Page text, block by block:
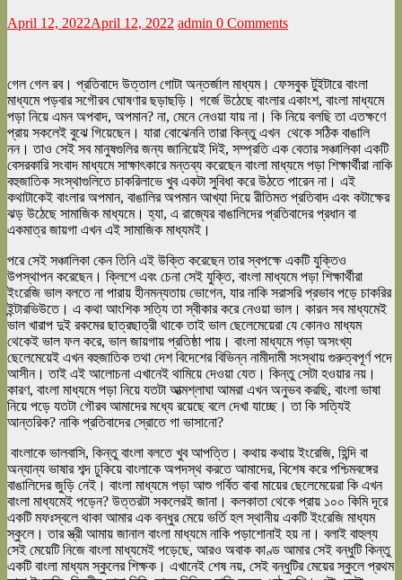
April 12, 2022April 12, 2022 admin 0 Comments
গেল গেল রব। প্রতিবাদে উত্তাল গোটা অন্তর্জাল মাধ্যম। ফেসবুক টুইটারে বাংলা
মাধ্যমে পড়বার সগৌরব ঘোষণার ছড়াছড়ি। গর্জে উঠেছে বাংলার একাংশ, বাংলা মাধ্যমে
পড়া নিয়ে এমন অপবাদ, অপমান? না, মেনে নেওয়া যায় না। কি নিয়ে বলছি তা এতক্ষণে
প্রায় সকলেই বুঝে গিয়েছেন। যারা বোঝেননি তারা কিন্তু এখন থেকে সঠিক বাঙালি
নন। তাও সেই সব মানুষগুলির জন্য জানিয়েই দিই, সম্প্রতি এক বেতার সঞ্চালিকা একটি
বেসরকারি সংবাদ মাধ্যমে সাক্ষাৎকারে মন্তব্য করেছেন বাংলা মাধ্যমে পড়া শিক্ষার্থীরা নাকি
বহুজাতিক সংস্থাগুলিতে চাকরিলাভে খুব একটা সুবিধা করে উঠতে পারেন না। এই
কথাটাকেই বাংলার অপমান, বাঙালির অপমান আখ্যা দিয়ে রীতিমত প্রতিবাদ এবং কটাক্ষের
ঝড় উঠেছে সামাজিক মাধ্যমে। হ্যা, এ রাজ্যের বাঙালিদের প্রতিবাদের প্রধান বা
একমাত্র জায়গা এখন এই সামাজিক মাধ্যমই।
পরে সেই সঞ্চালিকা কেন তিনি এই উক্তি করেছেন তার স্বপক্ষে একটি যুক্তিও
উপস্থাপন করেছেন। ক্লিশে এবং চেনা সেই যুক্তি, বাংলা মাধ্যমে পড়া শিক্ষার্থীরা
ইংরেজি ভাল বলতে না পারায় হীনমন্যতায় ভোগেন, যার নাকি সরাসরি প্রভাব পড়ে চাকরির
ইন্টারভিউতে। এ কথা আংশিক সত্যি তা স্বীকার করে নেওয়া ভাল। কারন সব মাধ্যমেই
ভাল খারাপ দুই রকমের ছাত্রছাত্রী থাকে তাই ভাল ছেলেমেয়েরা যে কোনও মাধ্যম
থেকেই ভাল ফল করে, ভাল জায়গায় প্রতিষ্ঠা পায়। বাংলা মাধ্যমে পড়া অসংখ্য
ছেলেমেয়েই এখন বহুজাতিক তথা দেশ বিদেশের বিভিন্ন নামীদামী সংস্থায় গুরুত্বপূর্ণ পদে
আসীন। তাই এই আলোচনা এখানেই থামিয়ে দেওয়া যেত। কিন্তু সেটা হওয়ার নয়।
কারণ, বাংলা মাধ্যমে পড়া নিয়ে যতটা আত্মশ্লাঘা আমরা এখন অনুভব করছি, বাংলা ভাষা
নিয়ে পড়ে যতটা গৌরব আমাদের মধ্যে রয়েছে বলে দেখা যাচ্ছে। তা কি সত্যিই
আন্তরিক? নাকি প্রতিবাদের স্রোতে গা ভাসানো?
বাংলাকে ভালবাসি, কিন্তু বাংলা বলতে খুব আপত্তি। কথায় কথায় ইংরেজি, হিন্দি বা
অন্যান্য ভাষার শব্দ ঢুকিয়ে বাংলাকে অপদস্থ করতে আমাদের, বিশেষ করে পশ্চিমবঙ্গের
বাঙালিদের জুড়ি নেই। বাংলা মাধ্যমে পড়া আশু গর্বিত বাবা মায়ের ছেলেমেয়েরা কি এখন
বাংলা মাধ্যমেই পড়েন? উত্তরটা সকলেরই জানা। কলকাতা থেকে প্রায় ১০০ কিমি দূরে
একটি মফঃস্বলে থাকা আমার এক বন্ধুর মেয়ে ভর্তি হল স্থানীয় একটি ইংরেজি মাধ্যম
স্কুলে। তার স্ত্রী আমায় জানাল বাংলা মাধ্যমে নাকি পড়াশোনাই হয় না। বলাই বাহুল্য
সেই মেয়েটি নিজে বাংলা মাধ্যমেই পড়েছে, আরও অবাক কাণ্ড আমার সেই বন্ধুটি কিন্তু
একটি বাংলা মাধ্যম স্কুলের শিক্ষক। এখানেই শেষ নয়, সেই বন্ধুটির মেয়ের স্কুলে প্রথম